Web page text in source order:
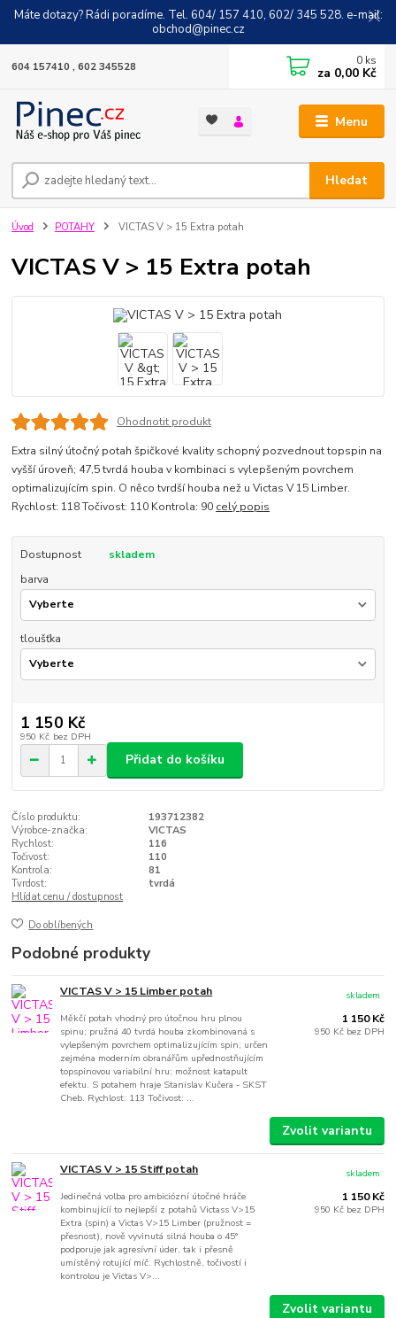
Máte dotazy? Rádi poradíme. Tel. 604/ 157 410, 602/ 345 528. e-mail:
obchod@pinec.cz
Menu
Hledat
604 157410 , 602 345528 0 ks
za 0,00 Kč
Úvod POTAHY VICTAS V > 15 Extra potah
VICTAS V > 15 Extra potah
Ohodnotit produkt
Extra silný útočný potah špičkové kvality schopný pozvednout topspin na
vyšší úroveň; 47,5 tvrdá houba v kombinaci s vylepšeným povrchem
optimalizujícím spin. O něco tvrdší houba než u Victas V 15 Limber.
Rychlost: 118 Točivost: 110 Kontrola: 90 celý popis
Dostupnost
skladem
barva
tloušťka
1 150 Kč
950 Kč bez DPH
Přidat do košíku
Číslo produktu:
193712382
Výrobce-značka:
VICTAS
Rychlost:
116
Točivost:
110
Kontrola:
81
Tvrdost:
tvrdá
Hlídat cenu / dostupnost
Do oblíbených
Podobné produkty
VICTAS V > 15 Limber potah
Měkčí potah vhodný pro útočnou hru plnou
spinu; pružná 40 tvrdá houba zkombinovaná s
vylepšeným povrchem optimalizujícím spin; určen
zejména moderním obranářům upřednostňujícím
topspinovou variabilní hru; možnost katapult
efektu. S potahem hraje Stanislav Kučera - SKST
Cheb. Rychlost: 113 Točivost: ...
1 150 Kč
950 Kč bez DPH
skladem
Zvolit variantu
VICTAS V > 15 Stiff potah
Jedinečná volba pro ambiciózní útočné hráče
kombinujícíí to nejlepší z potahů Victass V>15
Extra (spin) a Victas V>15 Limber (pružnost =
přesnost), nově vyvinutá silná houba o 45°
podporuje jak agresívní úder, tak i přesně
umístěný rotující míč. Rychlostně, točivostí i
kontrolou je Victas V>...
1 150 Kč
950 Kč bez DPH
skladem
Zvolit variantu